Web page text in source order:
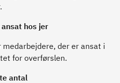
hos jer
der er ansat i
for overførslen.
antal